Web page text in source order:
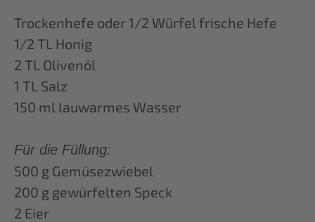
Trockenhefe oder 1/2 Würfel frische Hefe
1/2 TL Honig
2 TL Olivenöl
1 TL Salz
150 ml lauwarmes Wasser
Für die Füllung:
500 g Gemüsezwiebel
200 g gewürfelten Speck
2 Eier